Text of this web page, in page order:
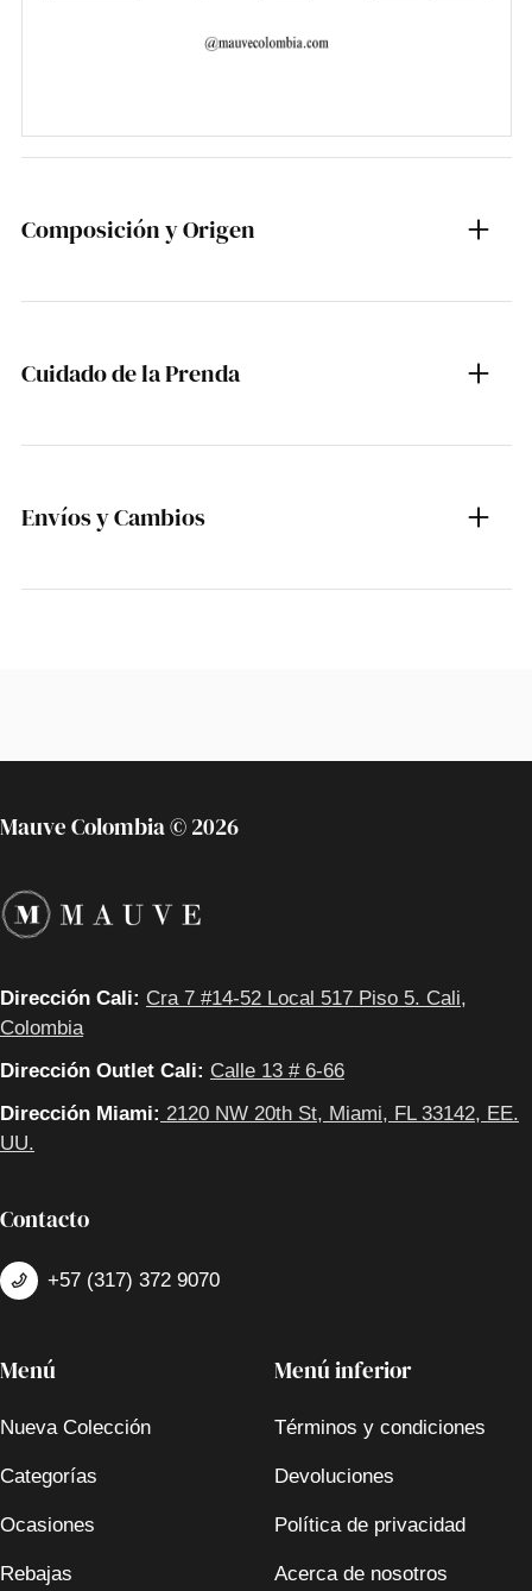
Composición y Origen
Cuidado de la Prenda
Envíos y Cambios
Mauve Colombia © 2026
Dirección Cali: Cra 7 #14-52 Local 517 Piso 5. Cali,
Colombia
Dirección Outlet Cali: Calle 13 # 6-66
Dirección Miami: 2120 NW 20th St, Miami, FL 33142, EE.
UU.
Contacto
+57 (317) 372 9070
Menú
Nueva Colección
Categorías
Ocasiones
Rebajas
Menú inferior
Términos y condiciones
Devoluciones
Política de privacidad
Acerca de nosotros